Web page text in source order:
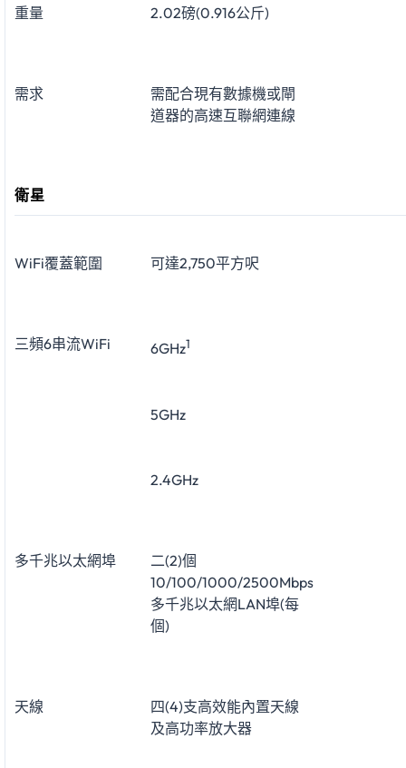
重量 2.02磅(0.916公斤)
需求
需配合現有數據機或閘
道器的高速互聯網連線
衛星
WiFi覆蓋範圍 可達2,750平方呎
三頻6串流WiFi 6GHz1
5GHz
2.4GHz
多千兆以太網埠
二(2)個
10/100/1000/2500Mbps
多千兆以太網LAN埠(每
個)
天線
四(4)支高效能內置天線
及高功率放大器